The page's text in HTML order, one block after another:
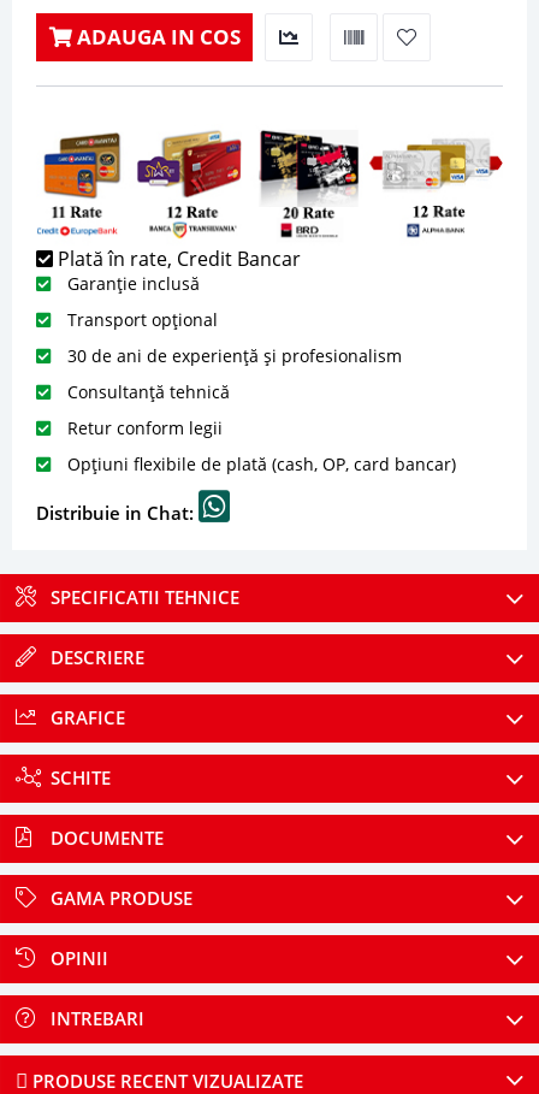
ADAUGA IN COS
Plată în rate, Credit Bancar
Garanție inclusă
Transport opțional
30 de ani de experiență și profesionalism
Consultanță tehnică
Retur conform legii
Opțiuni flexibile de plată (cash, OP, card bancar)
Distribuie in Chat:
SPECIFICATII TEHNICE
DESCRIERE
GRAFICE
SCHITE
DOCUMENTE
GAMA PRODUSE
OPINII
INTREBARI
PRODUSE RECENT VIZUALIZATE